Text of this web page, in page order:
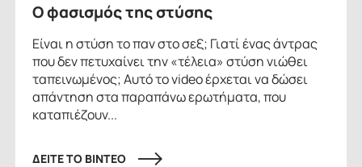
Ο φασισμός της στύσης
Είναι η στύση το παν στο σεξ; Γιατί ένας άντρας
που δεν πετυχαίνει την «τέλεια» στύση νιώθει
ταπεινωμένος; Αυτό το video έρχεται να δώσει
απάντηση στα παραπάνω ερωτήματα, που
καταπιέζουν...
ΔΕΙΤΕ ΤΟ ΒΙΝΤΕΟ